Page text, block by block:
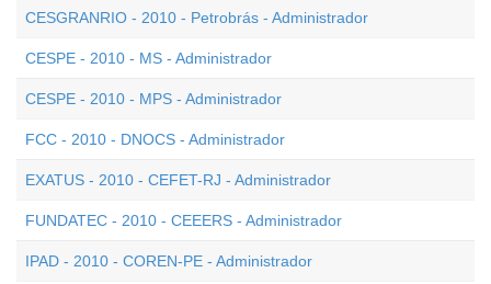
CESGRANRIO - 2010 - Petrobrás - Administrador
CESPE - 2010 - MS - Administrador
CESPE - 2010 - MPS - Administrador
FCC - 2010 - DNOCS - Administrador
EXATUS - 2010 - CEFET-RJ - Administrador
FUNDATEC - 2010 - CEEERS - Administrador
IPAD - 2010 - COREN-PE - Administrador